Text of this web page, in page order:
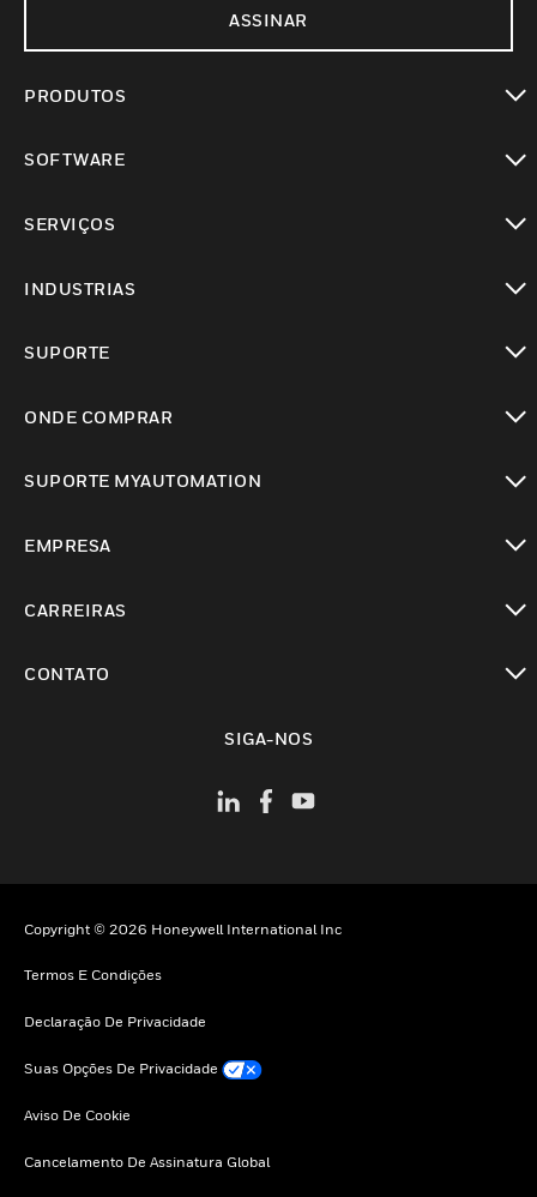
ASSINAR
PRODUTOS
SOFTWARE
SERVIÇOS
INDUSTRIAS
SUPORTE
ONDE COMPRAR
SUPORTE MYAUTOMATION
EMPRESA
CARREIRAS
CONTATO
SIGA-NOS
Copyright © 2026 Honeywell International Inc
Termos E Condições
Declaração De Privacidade
Suas Opções De Privacidade
Aviso De Cookie
Cancelamento De Assinatura Global